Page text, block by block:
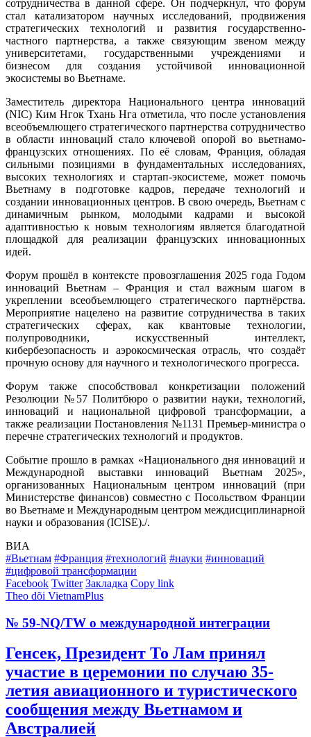
сотрудничества в данной сфере. Он подчеркнул, что форум
стал катализатором научных исследований, продвижения
стратегических технологий и развития государственно-
частного партнерства, а также связующим звеном между
университетами, государственными учреждениями и
бизнесом для создания устойчивой инновационной
экосистемы во Вьетнаме.
Заместитель директора Национального центра инноваций
(NIC) Ким Нгок Тхань Нга отметила, что после установления
всеобъемлющего стратегического партнерства сотрудничество
в области инноваций стало ключевой опорой во вьетнамо-
французских отношениях. По её словам, Франция, обладая
сильными позициями в фундаментальных исследованиях,
высоких технологиях и стартап-экосистеме, может помочь
Вьетнаму в подготовке кадров, передаче технологий и
создании инновационных центров. В свою очередь, Вьетнам с
динамичным рынком, молодыми кадрами и высокой
адаптивностью к новым технологиям является благодатной
площадкой для реализации французских инновационных
идей.
Форум прошёл в контексте провозглашения 2025 года Годом
инноваций Вьетнам – Франция и стал важным шагом в
укреплении всеобъемлющего стратегического партнёрства.
Мероприятие нацелено на развитие сотрудничества в таких
стратегических сферах, как квантовые технологии,
полупроводники, искусственный интеллект,
кибербезопасность и аэрокосмическая отрасль, что создаёт
прочную основу для научного и технологического прогресса.
Форум также способствовал конкретизации положений
Резолюции №57 Политбюро о развитии науки, технологий,
инноваций и национальной цифровой трансформации, а
также реализации Постановления №1131 Премьер-министра о
перечне стратегических технологий и продуктов.
Событие прошло в рамках «Национального дня инноваций и
Международной выставки инноваций Вьетнам 2025»,
организованных Национальным центром инноваций (при
Министерстве финансов) совместно с Посольством Франции
во Вьетнаме и Международным центром междисциплинарной
науки и образования (ICISE)./.
ВИА
#Вьетнам #Франция #технологий #науки #инноваций
#цифровой трансформации
Facebook Twitter Закладка Copy link
Theo dõi VietnamPlus
№ 59-NQ/TW о международной интеграции
Генсек, Президент То Лам принял
участие в церемонии по случаю 35-
летия авиационного и туристического
сообщения между Вьетнамом и
Австралией